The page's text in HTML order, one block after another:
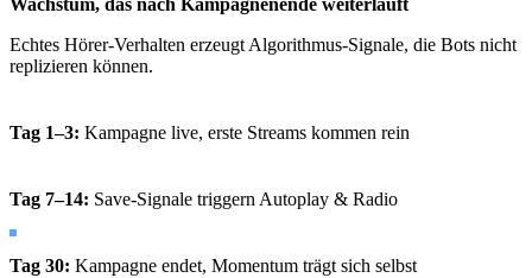
Wachstum, das nach Kampagnenende weiterläuft
Echtes Hörer-Verhalten erzeugt Algorithmus-Signale, die Bots nicht
replizieren können.
Tag 1–3: Kampagne live, erste Streams kommen rein
Tag 7–14: Save-Signale triggern Autoplay & Radio
Tag 30: Kampagne endet, Momentum trägt sich selbst